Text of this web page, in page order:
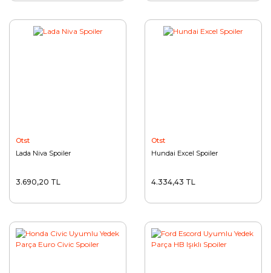
Otst
Lada Niva Spoiler
3.690,20 TL
Otst
Hundai Excel Spoiler
4.334,43 TL